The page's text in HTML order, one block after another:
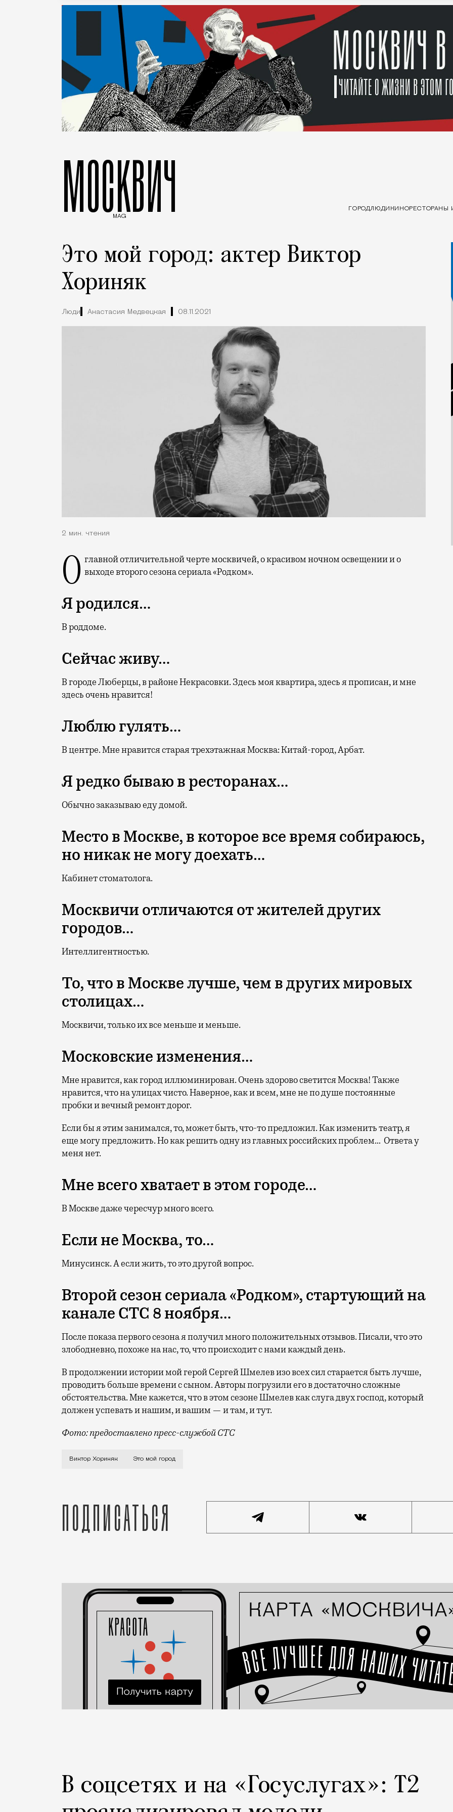
МОСКВИЧ
MAG
ГОРОДЛЮДИ КИНОРЕСТОРАНЫ
Это мой город: актер Виктор
Хориняк
Люди Анастасия Медвецкая 08.11.2021
2 мин. чтения
О главной отличительной черте москвичей, о красивом ночном освещении и о выходе второго сезона сериала «Родком».
Я родился…
В роддоме.
Сейчас живу…
В городе Люберцы, в районе Некрасовки. Здесь моя квартира, здесь я прописан, и мне
здесь очень нравится!
Люблю гулять…
В центре. Мне нравится старая трехэтажная Москва: Китай-город, Арбат.
Я редко бываю в ресторанах…
Обычно заказываю еду домой.
Место в Москве, в которое все время собираюсь,
но никак не могу доехать…
Кабинет стоматолога.
Москвичи отличаются от жителей других
городов…
Интеллигентностью.
То, что в Москве лучше, чем в других мировых
столицах…
Москвичи, только их все меньше и меньше.
Московские изменения…
Мне нравится, как город иллюминирован. Очень здорово светится Москва! Также
нравится, что на улицах чисто. Наверное, как и всем, мне не по душе постоянные
пробки и вечный ремонт дорог.
Если бы я этим занимался, то, может быть, что-то предложил. Как изменить театр, я
еще могу предложить. Но как решить одну из главных российских проблем… Ответа у
меня нет.
Мне всего хватает в этом городе…
В Москве даже чересчур много всего.
Если не Москва, то…
Минусинск. А если жить, то это другой вопрос.
Второй сезон сериала «Родком», стартующий на
канале СТС 8 ноября…
После показа первого сезона я получил много положительных отзывов. Писали, что это
злободневно, похоже на нас, то, что происходит с нами каждый день.
В продолжении истории мой герой Сергей Шмелев изо всех сил старается быть лучше,
проводить больше времени с сыном. Авторы погрузили его в достаточно сложные
обстоятельства. Мне кажется, что в этом сезоне Шмелев как слуга двух господ, который
должен успевать и нашим, и вашим — и там, и тут.
Фото: предоставлено пресс-службой СТС
О главной отличительной черте москвичей, о красивом ночном освещении и о выходе
Виктор Хориняк Это мой город
Подписаться
В соцсетях и на «Госуслугах»: Т2